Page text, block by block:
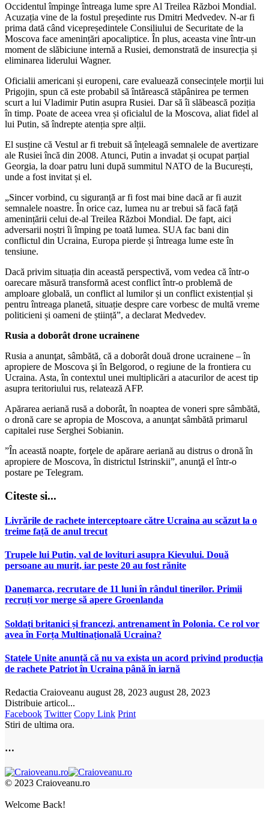
Occidentul împinge întreaga lume spre Al Treilea Război Mondial.
Acuzația vine de la fostul președinte rus Dmitri Medvedev. N-ar fi
prima dată când vicepreședintele Consiliului de Securitate de la
Moscova face amenințări apocaliptice. În plus, aceasta vine într-un
moment de slăbiciune internă a Rusiei, demonstrată de insurecția și
eliminarea liderului Wagner.
Oficialii americani și europeni, care evaluează consecințele morții lui
Prigojin, spun că este probabil să întărească stăpânirea pe termen
scurt a lui Vladimir Putin asupra Rusiei. Dar să îi slăbească poziția
în timp. Poate de aceea vrea și oficialul de la Moscova, aliat fidel al
lui Putin, să îndrepte atenția spre alții.
El susține că Vestul ar fi trebuit să înțeleagă semnalele de avertizare
ale Rusiei încă din 2008. Atunci, Putin a invadat și ocupat parțial
Georgia, la doar patru luni după summitul NATO de la București,
unde a fost invitat și el.
„Sincer vorbind, cu siguranță ar fi fost mai bine dacă ar fi auzit
semnalele noastre. În orice caz, lumea nu ar trebui să facă față
amenințării celui de-al Treilea Război Mondial. De fapt, aici
adversarii noștri îi împing pe toată lumea. SUA fac bani din
conflictul din Ucraina, Europa pierde și întreaga lume este în
tensiune.
Dacă privim situația din această perspectivă, vom vedea că într-o
oarecare măsură transformă acest conflict într-o problemă de
amploare globală, un conflict al lumilor și un conflict existențial și
pentru întreaga planetă, situație despre care vorbesc de multă vreme
politicieni și oameni de știință”, a declarat Medvedev.
Rusia a doborât drone ucrainene
Rusia a anunţat, sâmbătă, că a doborât două drone ucrainene – în
apropiere de Moscova şi în Belgorod, o regiune de la frontiera cu
Ucraina. Asta, în contextul unei multiplicări a atacurilor de acest tip
asupra teritoriului rus, relatează AFP.
Apărarea aeriană rusă a doborât, în noaptea de voneri spre sâmbătă,
o dronă care se apropia de Moscova, a anunţat sâmbătă primarul
capitalei ruse Serghei Sobianin.
”În această noapte, forţele de apărare aeriană au distrus o dronă în
apropiere de Moscova, în districtul Istrinskii”, anunţă el într-o
postare pe Telegram.
Citeste si...
Livrările de rachete interceptoare către Ucraina au scăzut la o
treime față de anul trecut
Trupele lui Putin, val de lovituri asupra Kievului. Două
persoane au murit, iar peste 20 au fost rănite
Danemarca, recrutare de 11 luni în rândul tinerilor. Primii
recruți vor merge să apere Groenlanda
Soldați britanici și francezi, antrenament în Polonia. Ce rol vor
avea în Forța Multinațională Ucraina?
Statele Unite anunță că nu va exista un acord privind producția
de rachete Patriot în Ucraina până în iarnă
Redactia Craioveanu august 28, 2023 august 28, 2023
Distribuie articol...
Facebook Twitter Copy Link Print
Stiri de ultima ora.
…
© 2023 Craioveanu.ro
Welcome Back!